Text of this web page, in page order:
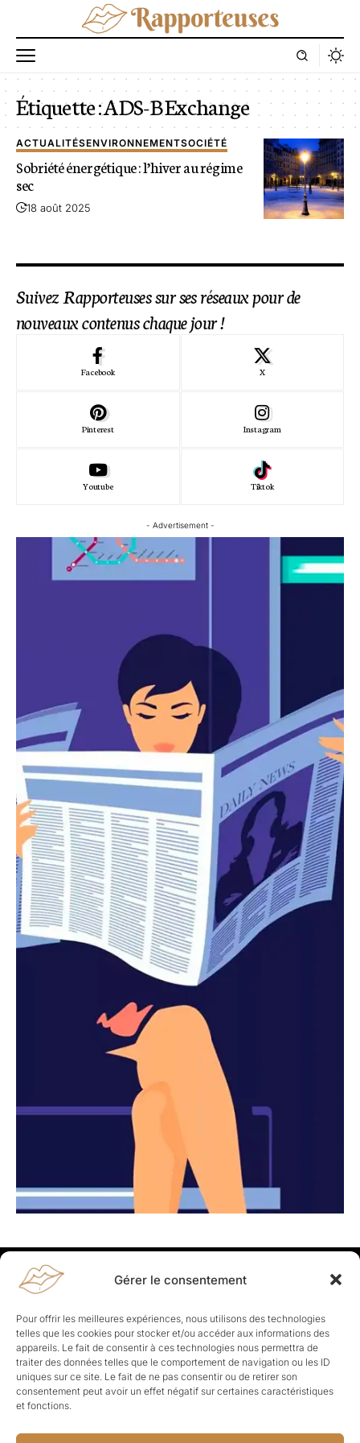
Gérer le consentement
Pour offrir les meilleures expériences, nous utilisons des technologies
telles que les cookies pour stocker et/ou accéder aux informations des
appareils. Le fait de consentir à ces technologies nous permettra de
traiter des données telles que le comportement de navigation ou les ID
uniques sur ce site. Le fait de ne pas consentir ou de retirer son
consentement peut avoir un effet négatif sur certaines caractéristiques
et fonctions.
Étiquette :ADS-B Exchange
ACTUALITÉSENVIRONNEMENTSOCIÉTÉ
Sobriété énergétique : l’hiver au régime
sec
18 août 2025
Suivez Rapporteuses sur ses réseaux pour de
nouveaux contenus chaque jour !
Facebook X
Pinterest Instagram
Youtube Tiktok
- Advertisement -
Rapporteuses
À propos de Rapporteuses :Rapporteuses, c’est l’histoire de
Parisiennes, bien dans leurs baskets qui aiment rapporter ce qui leur
cause, leur apporte et leur rapporte !
Les Topics
Société Politique Business Culture
Sport
Lifestyle